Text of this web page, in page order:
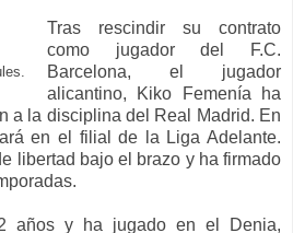
Tras rescindir su contrato
como jugador del F.C.
Barcelona, el jugador
alicantino, Kiko Femenía ha
a la disciplina del Real Madrid. En
en el filial de la Liga Adelante.
libertad bajo el brazo y ha firmado
años y ha jugado en el Denia,